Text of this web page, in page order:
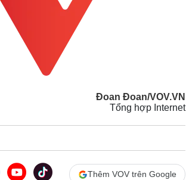
Đoan Đoan/VOV.VN
Tổng hợp Internet
Thêm VOV trên Google